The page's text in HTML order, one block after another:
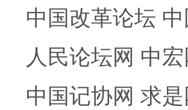
中国改革论坛
人民论坛网 中
中国记协网 求